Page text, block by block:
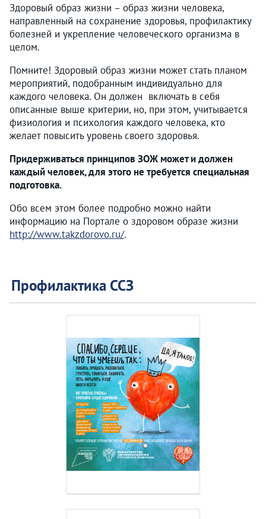
Здоровый образ жизни – образ жизни человека,
направленный на сохранение здоровья, профилактику
болезней и укрепление человеческого организма в
целом.
Помните! Здоровый образ жизни может стать планом
мероприятий, подобранным индивидуально для
каждого человека. Он должен включать в себя
описанные выше критерии, но, при этом, учитывается
физиология и психология каждого человека, кто
желает повысить уровень своего здоровья.
Придерживаться принципов ЗОЖ может и должен
каждый человек, для этого не требуется специальная
подготовка.
Обо всем этом более подробно можно найти
информацию на Портале о здоровом образе жизни
http://www.takzdorovo.ru/.
Профилактика ССЗ